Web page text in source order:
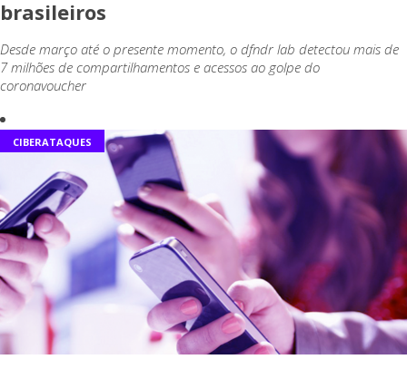
brasileiros
Desde março até o presente momento, o dfndr lab detectou mais de
7 milhões de compartilhamentos e acessos ao golpe do
coronavoucher
CIBERATAQUES